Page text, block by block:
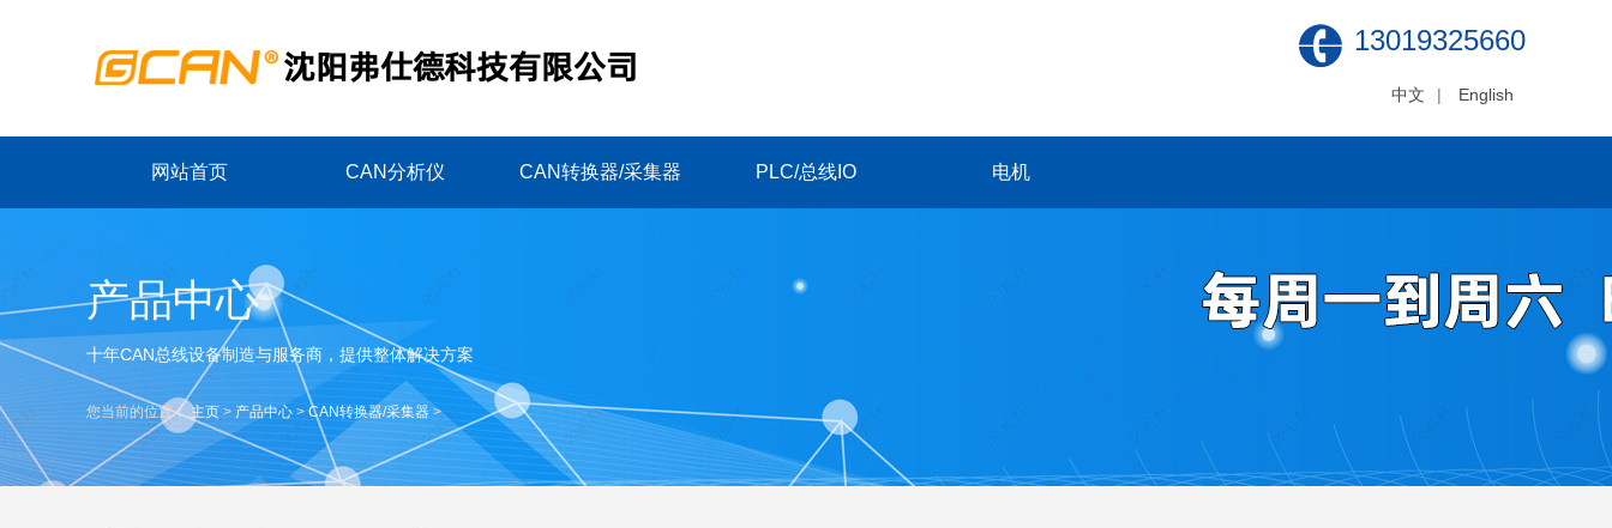
13019325660
中文 | English
网站首页 CAN分析仪 CAN转换器/采集器 PLC/总线IO 电机
产品中心
十年CAN总线设备制造与服务商，提供整体解决方案
您当前的位置： 主页 > 产品中心 > CAN转换器/采集器 >